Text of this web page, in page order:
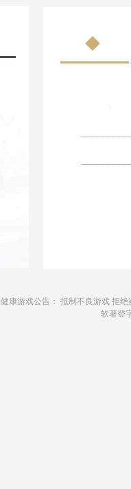
健康游戏公告： 抵制不良游戏 拒
软著登